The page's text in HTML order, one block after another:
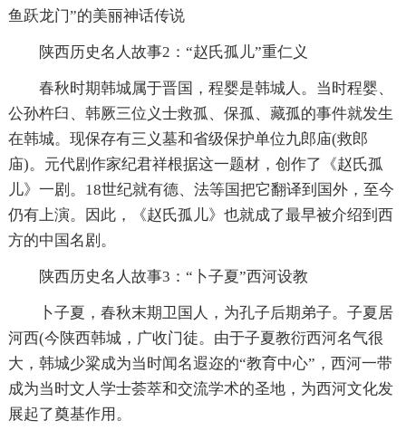
鱼跃龙门”的美丽神话传说
陕西历史名人故事2：“赵氏孤儿”重仁义
春秋时期韩城属于晋国，程婴是韩城人。当时程婴、
公孙杵臼、韩厥三位义士救孤、保孤、藏孤的事件就发生
在韩城。现保存有三义墓和省级保护单位九郎庙(救郎
庙)。元代剧作家纪君祥根据这一题材，创作了《赵氏孤
儿》一剧。18世纪就有德、法等国把它翻译到国外，至今
仍有上演。因此，《赵氏孤儿》也就成了最早被介绍到西
方的中国名剧。
陕西历史名人故事3：“卜子夏”西河设教
卜子夏，春秋末期卫国人，为孔子后期弟子。子夏居
河西(今陕西韩城，广收门徒。由于子夏教衍西河名气很
大，韩城少粱成为当时闻名遐迩的“教育中心”，西河一带
成为当时文人学士荟萃和交流学术的圣地，为西河文化发
展起了奠基作用。